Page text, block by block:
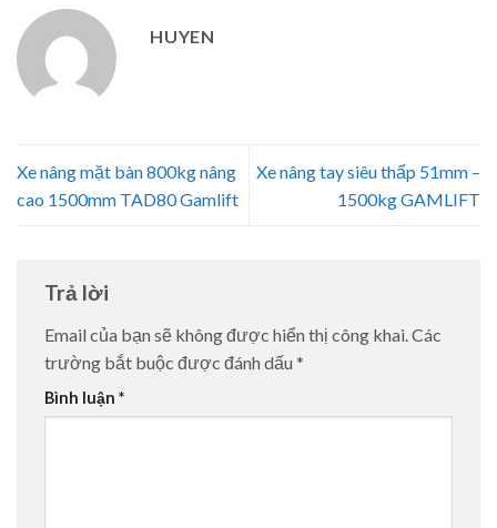
HUYEN
Xe nâng mặt bàn 800kg nâng
cao 1500mm TAD80 Gamlift
Xe nâng tay siêu thấp 51mm –
1500kg GAMLIFT
Trả lời
Email của bạn sẽ không được hiển thị công khai. Các
trường bắt buộc được đánh dấu *
Bình luận *